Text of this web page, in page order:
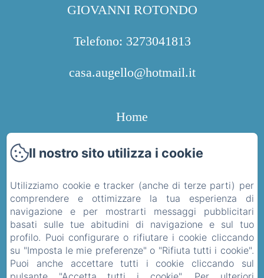
GIOVANNI ROTONDO
Telefono: 3273041813
casa.augello@hotmail.it
Home
Camere
Contatti
Informativa Privacy
Note legali
Informazioni sui cookie
Il nostro sito utilizza i cookie
Utilizziamo cookie e tracker (anche di terze parti) per
comprendere e ottimizzare la tua esperienza di
navigazione e per mostrarti messaggi pubblicitari
basati sulle tue abitudini di navigazione e sul tuo
profilo. Puoi configurare o rifiutare i cookie cliccando
su "Imposta le mie preferenze" o "Rifiuta tutti i cookie".
Puoi anche accettare tutti i cookie cliccando sul